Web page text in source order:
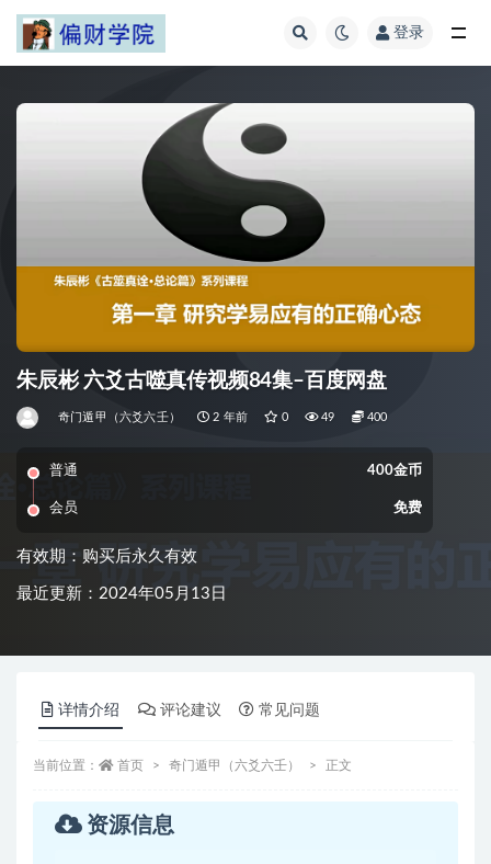
登录
朱辰彬 六爻古噬真传视频84集–百度网盘
奇门遁甲（六爻六壬） 2 年前 0 49 400
普通 400金币
会员 免费
有效期：购买后永久有效
最近更新：2024年05月13日
详情介绍 评论建议 常见问题
当前位置： 首页 奇门遁甲（六爻六壬） 正文
资源信息